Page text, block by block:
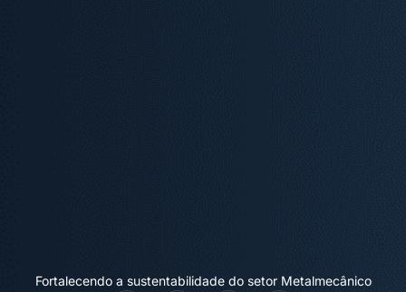
Fortalecendo a sustentabilidade do setor Metalmecânico